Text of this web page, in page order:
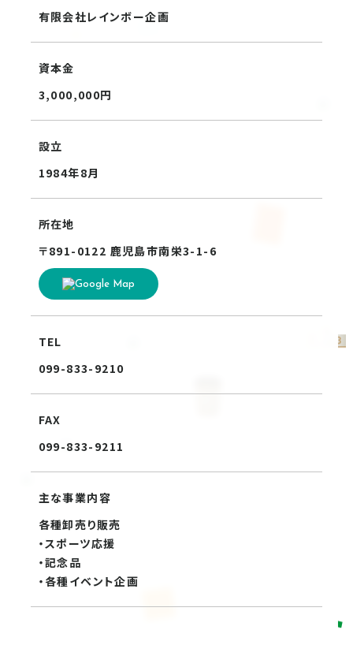
有限会社レインボー企画
資本金
3,000,000円
設立
1984年8月
所在地
〒891-0122 鹿児島市南栄3-1-6
Google Map
TEL
099-833-9210
FAX
099-833-9211
主な事業内容
各種卸売り販売
・スポーツ応援
・記念品
・各種イベント企画